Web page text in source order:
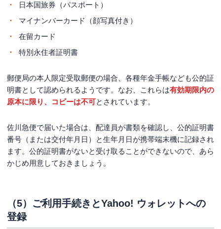
日本国旅券（パスポート）
マイナンバーカード（顔写真付き）
在留カード
特別永住者証明書
郵便局の本人限定受取郵便の場合、各種年金手帳なども公的証
明書として認められるようです。なお、これらは有効期限内の
原本に限り、コピーは不可とされています。
佐川急便で届いた場合は、配達員が書類を確認し、公的証明書
番号（または交付年月日）と生年月日が携帯端末機に記録され
ます。公的証明書がないと受け取ることができないので、あら
かじめ用意しておきましょう。
（5）ご利用手続きとYahoo! ウォレットへの
登録